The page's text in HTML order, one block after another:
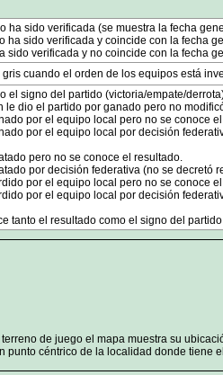
ha sido verificada (se muestra la fecha
ha sido verificada y coincide con la fecha
sido verificada y no coincide con la fecha
gris cuando el orden de los equipos está
el signo del partido (victoria/empate/
le dio el partido por ganado pero no
por el equipo local pero no se conoce
por el equipo local por decisión
pero no se conoce el resultado.
por decisión federativa (no se decretó
por el equipo local pero no se conoce
por el equipo local por decisión
tanto el resultado como el signo del
de juego el mapa muestra su
punto céntrico de la localidad donde tiene